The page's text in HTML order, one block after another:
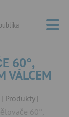
60°,
VÁLCEM
Produkty
60°,